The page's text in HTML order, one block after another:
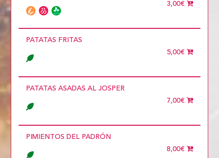
3,00€
PATATAS FRITAS
5,00€
PATATAS ASADAS AL JOSPER
7,00€
PIMIENTOS DEL PADRÓN
8,00€